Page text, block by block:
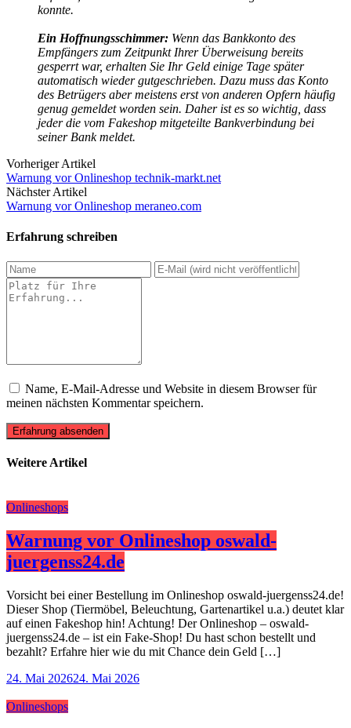
konnte.
Ein Hoffnungsschimmer: Wenn das Bankkonto des
Empfängers zum Zeitpunkt Ihrer Überweisung bereits
gesperrt war, erhalten Sie Ihr Geld einige Tage später
automatisch wieder gutgeschrieben. Dazu muss das Konto
des Betrügers aber meistens erst von anderen Opfern häufig
genug gemeldet worden sein. Daher ist es so wichtig, dass
jeder die vom Fakeshop mitgeteilte Bankverbindung bei
seiner Bank meldet.
Vorheriger Artikel
Warnung vor Onlineshop technik-markt.net
Nächster Artikel
Warnung vor Onlineshop meraneo.com
Erfahrung schreiben
Name, E-Mail-Adresse und Website in diesem Browser für
meinen nächsten Kommentar speichern.
Erfahrung absenden
Weitere Artikel
Onlineshops
Warnung vor Onlineshop oswald-
juergenss24.de
Vorsicht bei einer Bestellung im Onlineshop oswald-juergenss24.de!
Dieser Shop (Tiermöbel, Beleuchtung, Gartenartikel u.a.) deutet klar
auf einen Fakeshop hin! Achtung! Der Onlineshop – oswald-
juergenss24.de – ist ein Fake-Shop! Du hast schon bestellt und
bezahlt? Erfahre hier wie du mit Chance dein Geld […]
24. Mai 202624. Mai 2026
Onlineshops